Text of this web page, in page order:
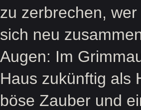
zu zerbrechen,
sich neu
Augen: Im
Haus zukünftig als
böse Zauber und